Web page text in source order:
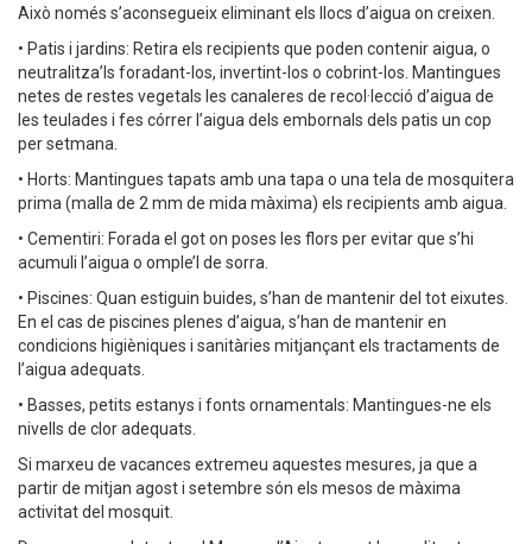
Això només s’aconsegueix eliminant els llocs d’aigua on creixen.
• Patis i jardins: Retira els recipients que poden contenir aigua, o
neutralitza’ls foradant-los, invertint-los o cobrint-los. Mantingues
netes de restes vegetals les canaleres de recol·lecció d’aigua de
les teulades i fes córrer l’aigua dels embornals dels patis un cop
per setmana.
• Horts: Mantingues tapats amb una tapa o una tela de mosquitera
prima (malla de 2 mm de mida màxima) els recipients amb aigua.
• Cementiri: Forada el got on poses les flors per evitar que s’hi
acumuli l’aigua o omple’l de sorra.
• Piscines: Quan estiguin buides, s’han de mantenir del tot eixutes.
En el cas de piscines plenes d’aigua, s’han de mantenir en
condicions higièniques i sanitàries mitjançant els tractaments de
l’aigua adequats.
• Basses, petits estanys i fonts ornamentals: Mantingues-ne els
nivells de clor adequats.
Si marxeu de vacances extremeu aquestes mesures, ja que a
partir de mitjan agost i setembre són els mesos de màxima
activitat del mosquit.